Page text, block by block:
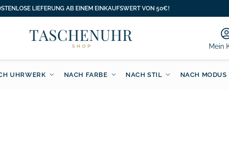
LIEFERUNG AB EINEM EINKAUFSWERT VON 50€!
Mein
UHRWERK NACH FARBE NACH STIL NACH MODUS